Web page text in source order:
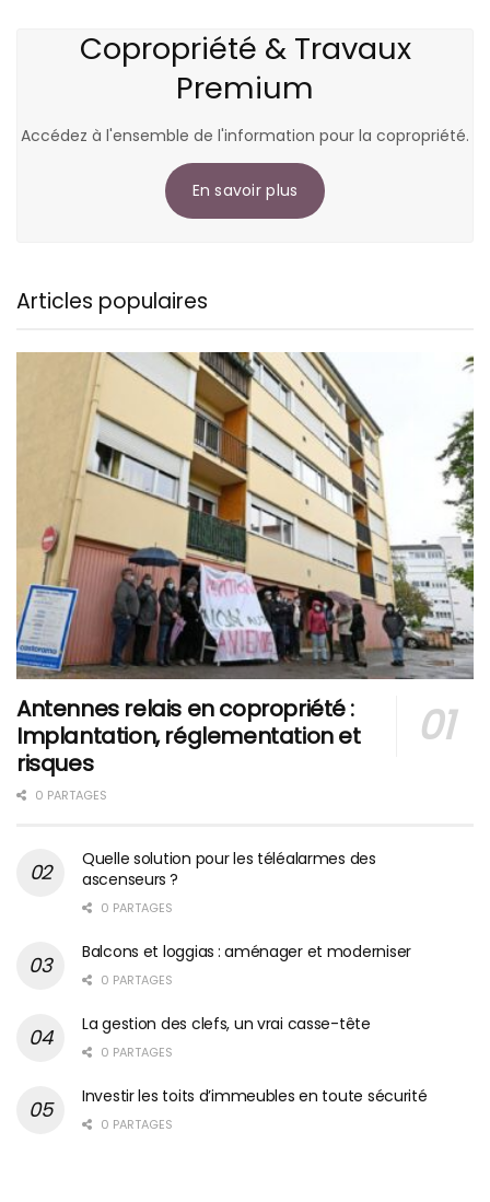
Copropriété & Travaux
Premium
Accédez à l'ensemble de l'information pour la copropriété.
En savoir plus
Articles populaires
Antennes relais en copropriété :
Implantation, réglementation et
risques
0 PARTAGES
Quelle solution pour les téléalarmes des
ascenseurs ?
0 PARTAGES
Balcons et loggias : aménager et moderniser
0 PARTAGES
La gestion des clefs, un vrai casse-tête
0 PARTAGES
Investir les toits d’immeubles en toute sécurité
0 PARTAGES